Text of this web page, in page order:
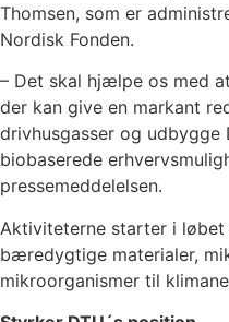
Thomsen, som er
Nordisk Fonden.
– Det skal hjælpe os med
der kan give en markant
drivhusgasser og
biobaserede
pressemeddelelsen.
Aktiviteterne starter i
bæredygtige materialer,
mikroorganismer til